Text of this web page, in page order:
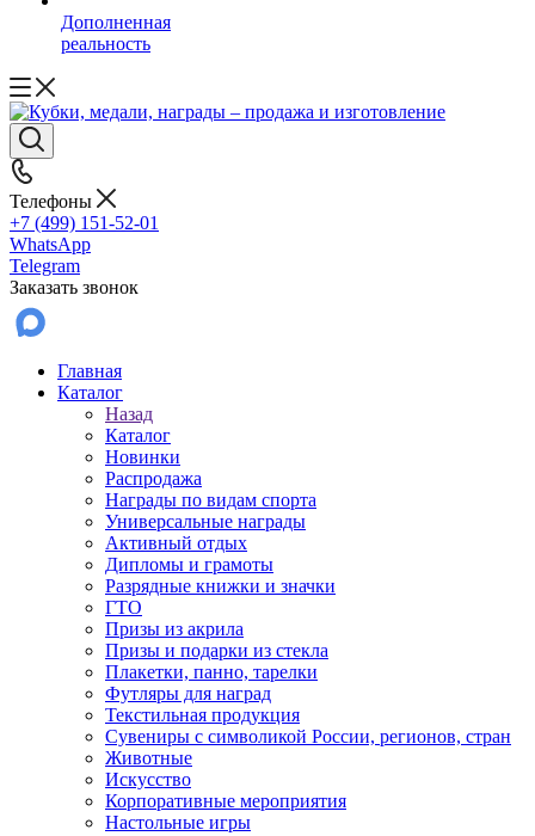
Дополненная
реальность
Телефоны
+7 (499) 151-52-01
WhatsApp
Telegram
Заказать звонок
Главная
Каталог
Назад
Каталог
Новинки
Распродажа
Награды по видам спорта
Универсальные награды
Активный отдых
Дипломы и грамоты
Разрядные книжки и значки
ГТО
Призы из акрила
Призы и подарки из стекла
Плакетки, панно, тарелки
Футляры для наград
Текстильная продукция
Сувениры с символикой России, регионов, стран
Животные
Искусство
Корпоративные мероприятия
Настольные игры